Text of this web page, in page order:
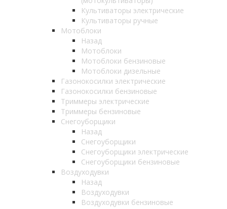
Культиваторы электрические
Культиваторы ручные
Мотоблоки
Назад
Мотоблоки
Мотоблоки бензиновые
Мотоблоки дизельные
Газонокосилки электрические
Газонокосилки бензиновые
Триммеры электрические
Триммеры бензиновые
Снегоуборщики
Назад
Снегоуборщики
Снегоуборщики электрические
Снегоуборщики бензиновые
Воздуходувки
Назад
Воздуходувки
Воздуходувки бензиновые